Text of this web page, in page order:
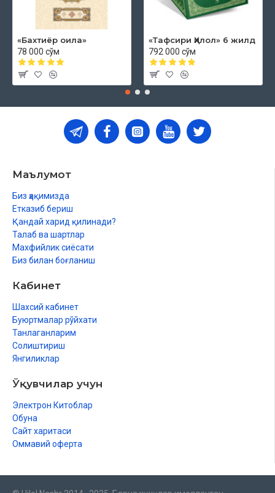
«Бахтиёр оила»
78 000 сўм
«Тафсири Ҳилол» 6 жилд
792 000 сўм
Маълумот
Биз ҳақимизда
Етказиб бериш
Қандай харид қилинади?
Талаб ва шартлар
Махфийлик сиёсати
Биз билан боғланиш
Кабинет
Шахсий кабинет
Буюртмалар рўйхати
Танлаганларим
Солиштириш
Янгиликлар
Ўқувчилар учун
Электрон Китоблар
Обуна
Сайт харитаси
Оммавий оферта